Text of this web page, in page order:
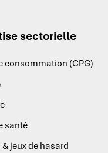
sectorielle
consommation (CPG)
santé
jeux de hasard